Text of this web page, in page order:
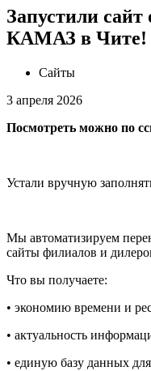
Запустили
КАМАЗ в Чите!
Сайты
3 апреля 2026
Посмотреть можно по
Устали вручную
Мы автоматизируем
сайты филиалов и
Что вы получаете:
• экономию времени и
• актуальность
• единую базу данных